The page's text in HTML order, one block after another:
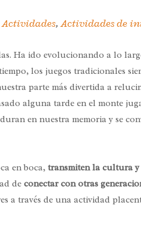
Actividades,Actividades de
Ha ido evolucionando a lo
los juegos tradicionales
parte más divertida a
alguna tarde en el monte
en nuestra memoria y se
en boca, transmiten la cultura y
de conectar con otras
a través de una actividad